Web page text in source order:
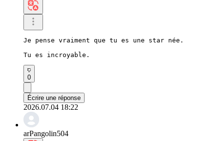
Je pense vraiment que tu es une star née.
Tu es incroyable.
0
Écrire une réponse
2026.07.04 18:22
arPangolin504